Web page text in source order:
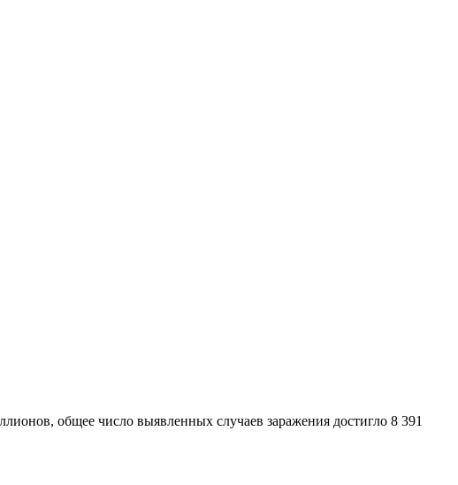
общее число выявленных случаев заражения достигло 8 391